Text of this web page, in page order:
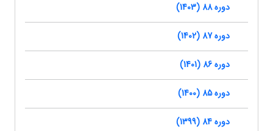
دوره 88 (1403)
دوره 87 (1402)
دوره 86 (1401)
دوره 85 (1400)
دوره 84 (1399)